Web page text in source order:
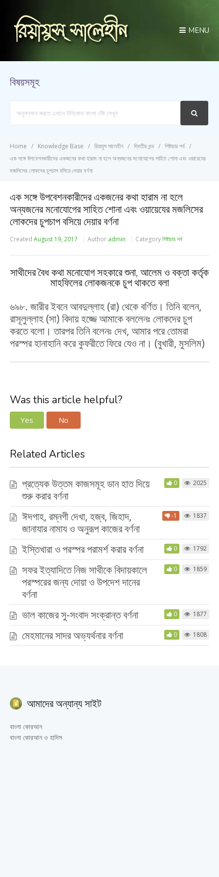
MENU
বিষয়সমূহ
Home Knowledge Base রিয়াযুস সালেহীন দ্বিতীয় খন্ড
শিষ্টাচার পর্ব
এক সঙ্গে উপবেশনকারীদের একজনের কথা হারাম না হলে অন্যজনের মনোযোগের সাহিত শোনা এবং ওয়ায়েযের
মজলিসের লোকদের চুপচাপ বসিয়ে দেয়ার বর্ণনা
এক সঙ্গে উপবেশনকারীদের একজনের কথা হারাম না হলে
অন্যজনের মনোযোগের সাহিত শোনা এবং ওয়ায়েযের মজলিসের
লোকদের চুপচাপ বসিয়ে দেয়ার বর্ণনা
Created August 19, 2017 Author admin Categoryশিষ্টাচার পর্ব
সাথীদের বৈধ কথা মনোযোগ সহকারে শুনা, আলেম ও বক্তা কর্তৃক
মাহফিলের লোকজনকে চুপ থাকতে বলা
৬৯৮. জারীর ইবনে আবদুল্লাহ (রা) থেকে বর্ণিত। তিনি বলেন,
রাসূলুল্লাহ (সা) বিদায় হজ্জে আমাকে বললেনঃ লোকদের চুপ
করতে বলো। তারপর তিনি বলেনঃ দেখ, আমার পরে তোমরা
পরস্পর হানাহানি করে কুফরীতে ফিরে যেও না। (বুখারী, মুসলিম)
Was this article helpful?
Yes No
Related Articles
প্রত্যেক উত্তম কাজসমূহ ডান হাত দিয়ে
শুরু করার বর্ণনা
0 2025
ঈদগাহ, রম্নগী দেখা, হজ্ব, জিহাদ,
জানাযার নামায ও অনুরূপ কাজের বর্ণনা
-1 1837
ইস্তিখারা ও পরস্পর পরামর্শ করার বর্ণনা 0 1792
সফর ইত্যাদিতে নিজ সাথীকে বিদায়কালে
পরস্পরের জন্য দোয়া ও উপদেশ দানের
বর্ণনা
0 1859
ভাল কাজের সু-সংবাদ সংক্রান্ত বর্ণনা 0 1877
মেহমানের সাদর অভ্যর্থনার বর্ণনা 0 1808
আমাদের অন্যান্য সাইট
বাংলা কোরআন
বাংলা কোরআন ও হাদিস